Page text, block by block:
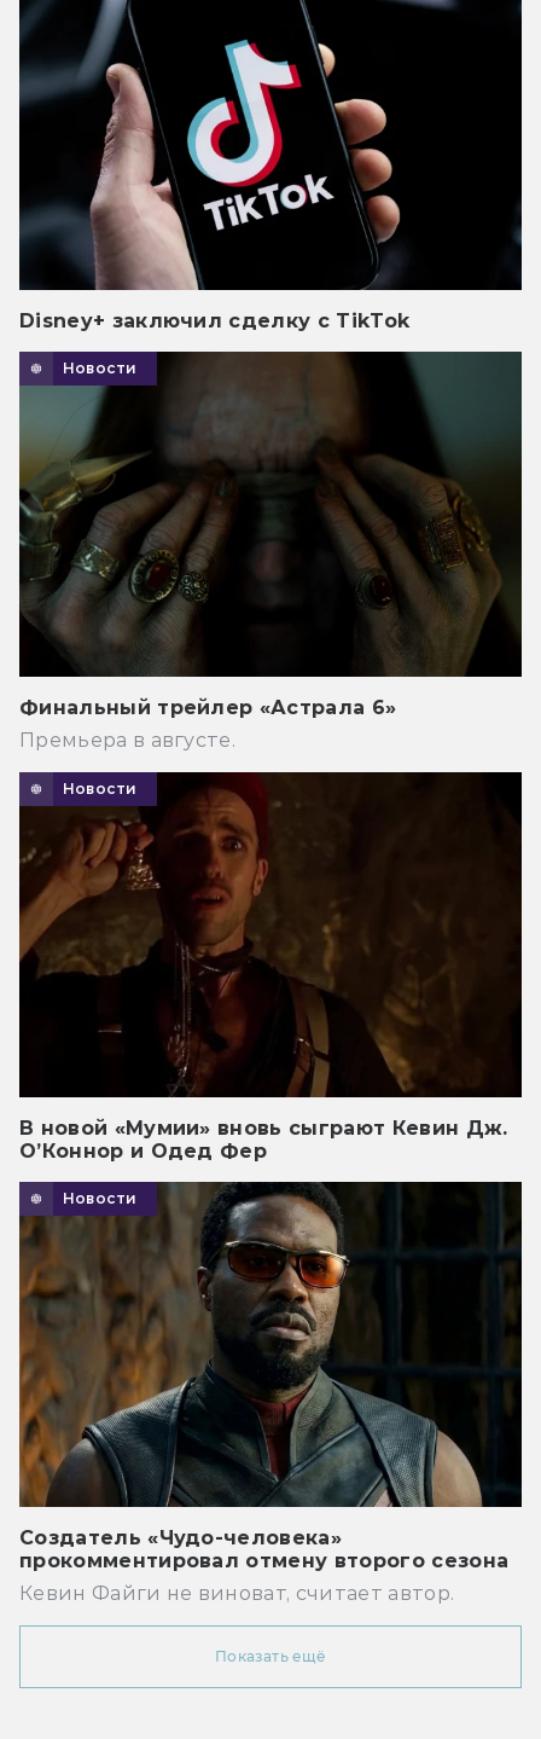
Disney+ заключил сделку с TikTok
Новости
Финальный трейлер «Астрала 6»
Премьера в августе.
Новости
В новой «Мумии» вновь сыграют Кевин Дж.
О’Коннор и Одед Фер
Новости
Создатель «Чудо-человека»
прокомментировал отмену второго сезона
Кевин Файги не виноват, считает автор.
Показать ещё